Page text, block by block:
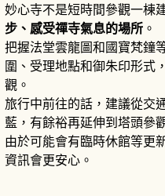
妙心寺不是短時間參觀一棟
步、感受禪寺氣息的場所 。
把握法堂雲龍圖和國寶梵鐘
圍、受理地點和御朱印形式
觀。
旅行中前往的話，建議從交
藍，有餘裕再延伸到塔頭參
由於可能會有臨時休館等更
資訊會更安心。